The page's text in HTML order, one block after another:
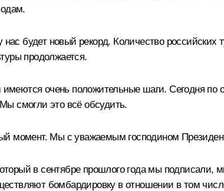
будет новый рекорд. Количество
продолжается.
очень положительные шаги. Сегодня
смогли это всё обсудить.
момент. Мы с уважаемым господином
в сентябре прошлого года мы подписали,
бомбардировку в отношении в том